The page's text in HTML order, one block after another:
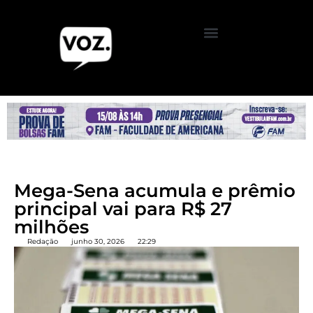
Mega-Sena acumula e prêmio
principal vai para R$ 27
milhões
Redação junho 30, 2026 22:29